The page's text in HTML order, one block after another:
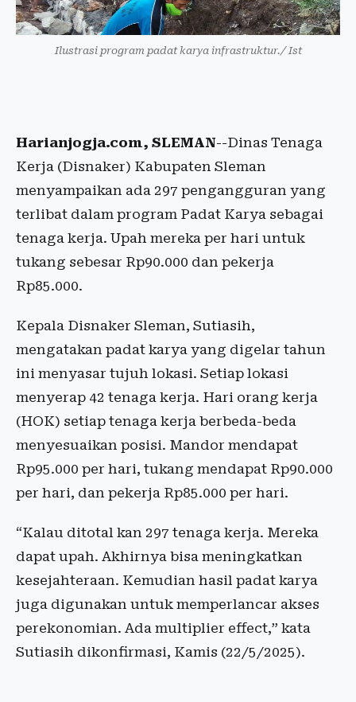
Ilustrasi program padat karya infrastruktur./ Ist
Harianjogja.com, SLEMAN--Dinas Tenaga
Kerja (Disnaker) Kabupaten Sleman
menyampaikan ada 297 pengangguran yang
terlibat dalam program Padat Karya sebagai
tenaga kerja. Upah mereka per hari untuk
tukang sebesar Rp90.000 dan pekerja
Rp85.000.
Kepala Disnaker Sleman, Sutiasih,
mengatakan padat karya yang digelar tahun
ini menyasar tujuh lokasi. Setiap lokasi
menyerap 42 tenaga kerja. Hari orang kerja
(HOK) setiap tenaga kerja berbeda-beda
menyesuaikan posisi. Mandor mendapat
Rp95.000 per hari, tukang mendapat Rp90.000
per hari, dan pekerja Rp85.000 per hari.
“Kalau ditotal kan 297 tenaga kerja. Mereka
dapat upah. Akhirnya bisa meningkatkan
kesejahteraan. Kemudian hasil padat karya
juga digunakan untuk memperlancar akses
perekonomian. Ada multiplier effect,” kata
Sutiasih dikonfirmasi, Kamis (22/5/2025).